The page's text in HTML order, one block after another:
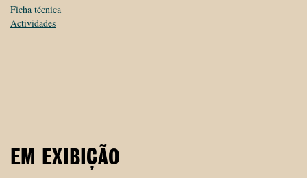
Ficha técnica
Actividades
EM EXIBIÇÃO